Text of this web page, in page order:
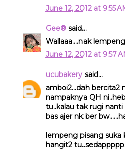
June 12, 2012 at 9:55
Gee®said...
Wallaaa....nak
June 12, 2012 at 9:57
ucubakerysaid...
amboi2...dah bercita2
nampaknya QH
tu..kalau tak rugi
bas ajer nk ber
lempeng pisang suka
hangit2